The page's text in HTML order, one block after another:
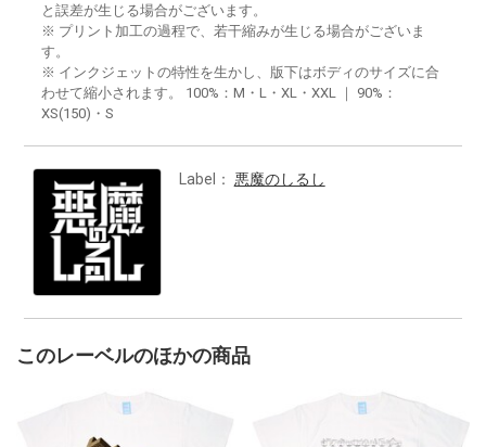
と誤差が生じる場合がございます。
※ プリント加工の過程で、若干縮みが生じる場合がございま
す。
※ インクジェットの特性を生かし、版下はボディのサイズに合
わせて縮小されます。 100%：M・L・XL・XXL ｜ 90%：
XS(150)・S
Label： 悪魔のしるし
このレーベルのほかの商品